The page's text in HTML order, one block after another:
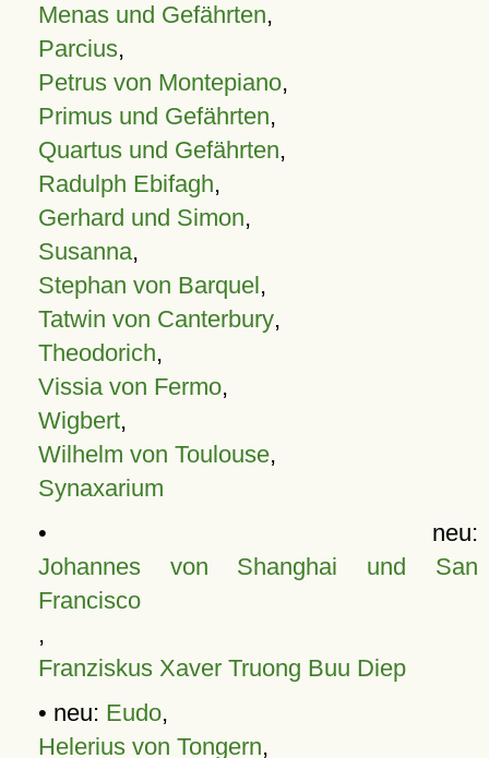
Menas und Gefährten,
Parcius,
Petrus von Montepiano,
Primus und Gefährten,
Quartus und Gefährten,
Radulph Ebifagh,
Gerhard und Simon,
Susanna,
Stephan von Barquel,
Tatwin von Canterbury,
Theodorich,
Vissia von Fermo,
Wigbert,
Wilhelm von Toulouse,
Synaxarium
• neu:
Johannes von Shanghai und San
Francisco
,
Franziskus Xaver Truong Buu Diep
• neu: Eudo,
Helerius von Tongern,